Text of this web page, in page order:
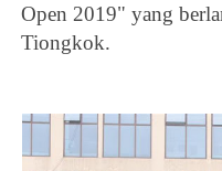
Open 2019" yang
Tiongkok.